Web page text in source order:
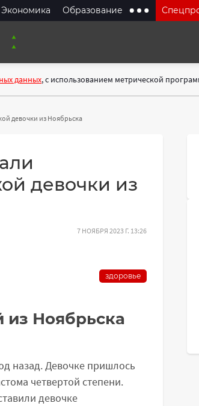
Экономика Образование
данных, с использованием метрической
девочки из Ноябрьска
девочки из
7 НОЯБРЯ 2023 Г. 13:26
здоровье
Ноябрьска
назад. Девочке пришлось
четвертой степени.
девочке